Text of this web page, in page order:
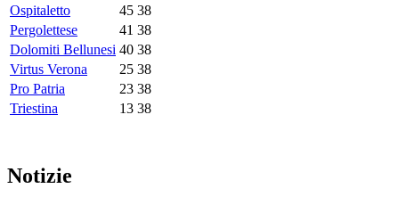
Ospitaletto
45 38
Pergolettese
41 38
Dolomiti Bellunesi 40 38
Virtus Verona
25 38
Pro Patria
23 38
Triestina
13 38
Notizie